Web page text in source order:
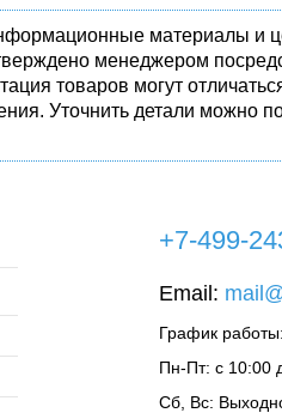
материалы и
менеджером
товаров могут
Уточнить детали можно
+7-499-
Email:
График работы:
Пн-Пт: с 10:00
Сб, Вс: